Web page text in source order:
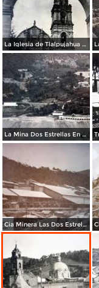
La Iglesia de Tlalpujahua de Rayón, Michoacán.
La Mina Dos Estrellas En Tlalpujahua, Michoacán
Cia Minera Las Dos Estrellas Vista del Molino Tlalpujahua, Michoacán.